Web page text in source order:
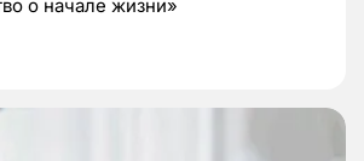
о начале жизни»